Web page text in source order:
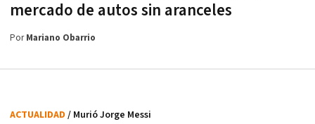
mercado de autos sin aranceles
PorMariano Obarrio
ACTUALIDAD / Murió Jorge Messi